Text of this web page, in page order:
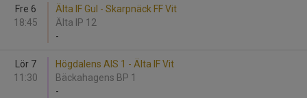
Fre 6
18:45
Älta IF Gul - Skarpnäck FF Vit
Älta IP 12
-
Lör 7
11:30
Högdalens AIS 1 - Älta IF Vit
Bäckahagens BP 1
-